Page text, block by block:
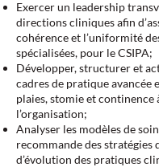
Exercer un leadership
directions cliniques afin
cohérence et l’uniformité
spécialisées, pour le CSIPA;
Développer, structurer et
cadres de pratique avancée
plaies, stomie et continence
l’organisation;
Analyser les modèles de
recommande des stratégies
d’évolution des pratiques